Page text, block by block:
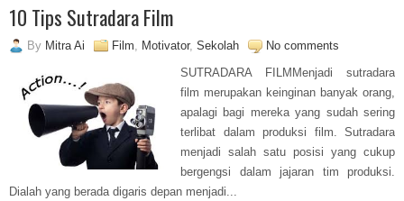
10 Tips Sutradara Film
By Mitra Ai Film, Motivator, Sekolah
No comments
SUTRADARA FILMMenjadi sutradara
film merupakan keinginan banyak orang,
apalagi bagi mereka yang sudah sering
terlibat dalam produksi film. Sutradara
menjadi salah satu posisi yang cukup
bergengsi dalam jajaran tim produksi.
Dialah yang berada digaris depan menjadi...